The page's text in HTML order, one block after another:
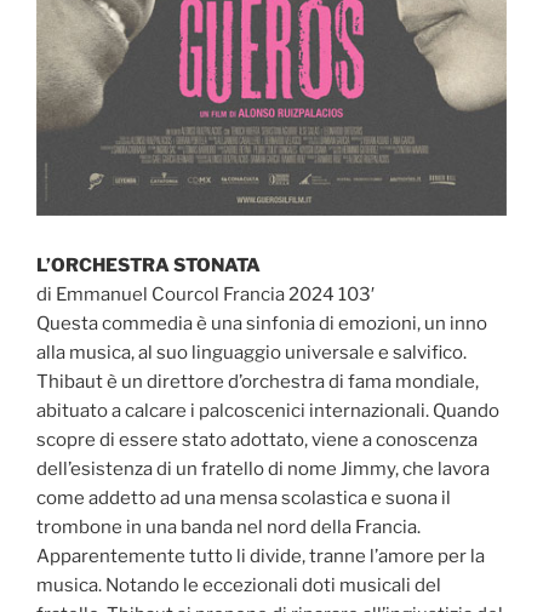
L’ORCHESTRA STONATA
di Emmanuel Courcol Francia 2024 103′
Questa commedia è una sinfonia di emozioni, un inno
alla musica, al suo linguaggio universale e salvifico.
Thibaut è un direttore d’orchestra di fama mondiale,
abituato a calcare i palcoscenici internazionali. Quando
scopre di essere stato adottato, viene a conoscenza
dell’esistenza di un fratello di nome Jimmy, che lavora
come addetto ad una mensa scolastica e suona il
trombone in una banda nel nord della Francia.
Apparentemente tutto li divide, tranne l’amore per la
musica. Notando le eccezionali doti musicali del